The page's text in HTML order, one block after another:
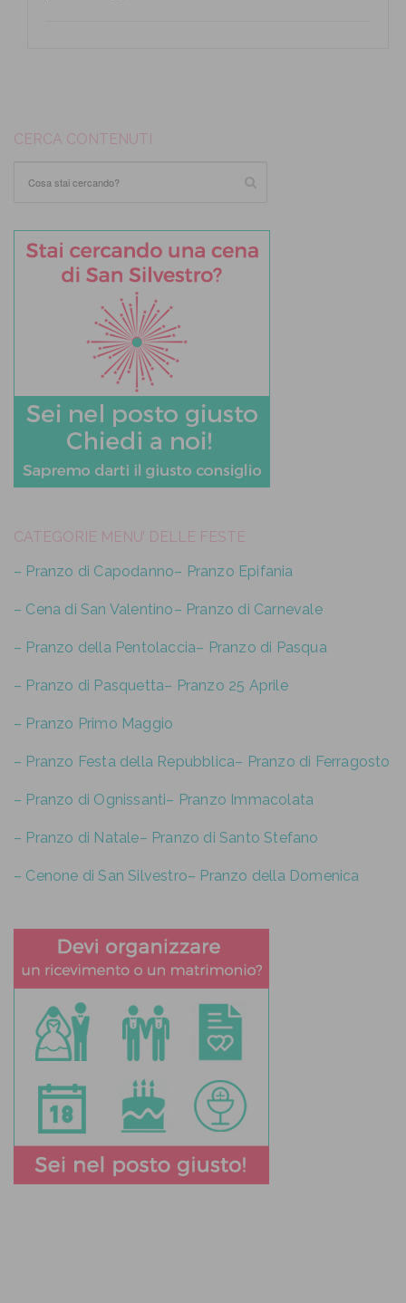
CERCA CONTENUTI
CATEGORIE MENU’ DELLE FESTE
– Pranzo di Capodanno– Pranzo Epifania
– Cena di San Valentino– Pranzo di Carnevale
– Pranzo della Pentolaccia– Pranzo di Pasqua
– Pranzo di Pasquetta– Pranzo 25 Aprile
– Pranzo Primo Maggio
– Pranzo Festa della Repubblica– Pranzo di Ferragosto
– Pranzo di Ognissanti– Pranzo Immacolata
– Pranzo di Natale– Pranzo di Santo Stefano
– Cenone di San Silvestro– Pranzo della Domenica